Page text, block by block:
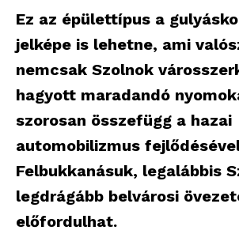
Ez az épülettípus a
jelképe is lehetne, ami
nemcsak Szolnok
hagyott maradandó
szorosan összefügg a hazai
automobilizmus
Felbukkanásuk, legalábbis
legdrágább belvárosi
előfordulhat.